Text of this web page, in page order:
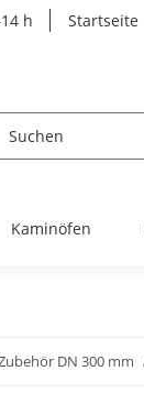
h Startseite
Kaminöfen
DN 300 mm